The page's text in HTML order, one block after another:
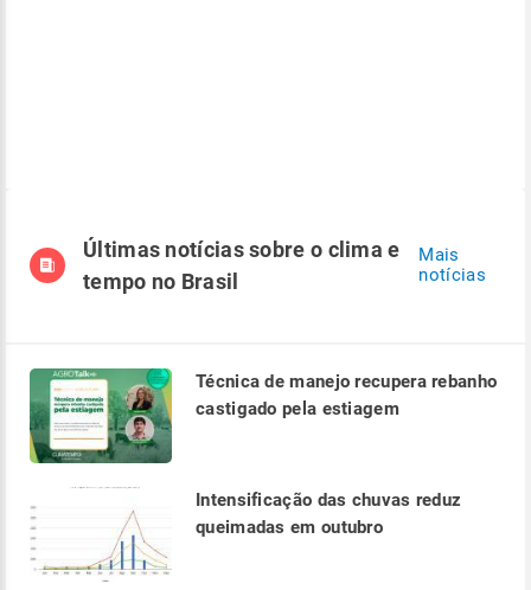
Últimas notícias sobre o clima e
tempo no Brasil
Mais
notícias
Técnica de manejo recupera rebanho
castigado pela estiagem
Intensificação das chuvas reduz
queimadas em outubro